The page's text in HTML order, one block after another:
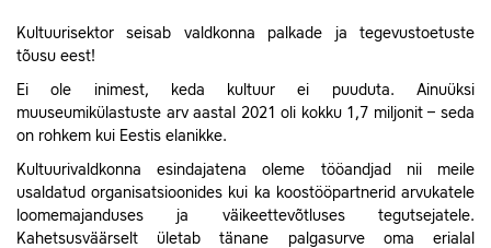
Kultuurisektor seisab valdkonna palkade ja tegevustoetuste
tõusu eest!
Ei ole inimest, keda kultuur ei puuduta. Ainuüksi
muuseumikülastuste arv aastal 2021 oli kokku 1,7 miljonit – seda
on rohkem kui Eestis elanikke.
Kultuurivaldkonna esindajatena oleme tööandjad nii meile
usaldatud organisatsioonides kui ka koostööpartnerid arvukatele
loomemajanduses ja väikeettevõtluses tegutsejatele.
Kahetsusväärselt ületab tänane palgasurve oma erialal